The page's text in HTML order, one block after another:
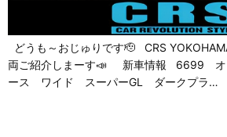
どうも～おじゅりです🫡 CRS
両ご紹介しまーす📣 新車情報 6699 オ
ース ワイド スーパーGL ダークプラ…